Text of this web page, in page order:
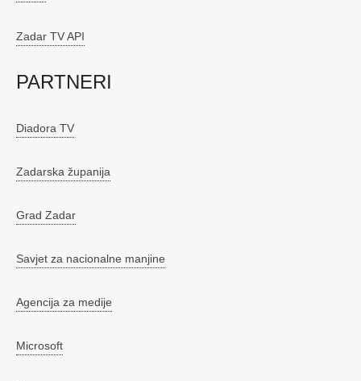
Zadar TV API
PARTNERI
Diadora TV
Zadarska županija
Grad Zadar
Savjet za nacionalne manjine
Agencija za medije
Microsoft